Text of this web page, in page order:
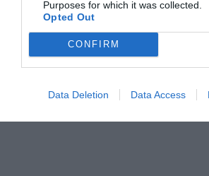
Purposes for which it was collected.
Opted Out
CONFIRM
Data Deletion Data Access
κάποτε ο Chandler Bing: